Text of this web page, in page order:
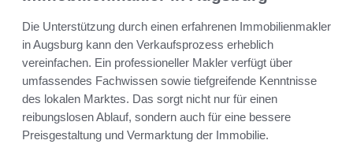
Die Unterstützung durch einen erfahrenen Immobilienmakler
in Augsburg kann den Verkaufsprozess erheblich
vereinfachen. Ein professioneller Makler verfügt über
umfassendes Fachwissen sowie tiefgreifende Kenntnisse
des lokalen Marktes. Das sorgt nicht nur für einen
reibungslosen Ablauf, sondern auch für eine bessere
Preisgestaltung und Vermarktung der Immobilie.